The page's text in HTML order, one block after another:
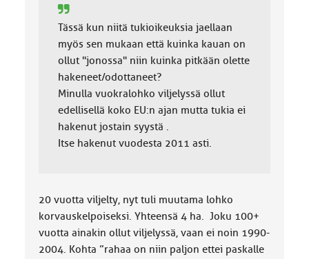
Tässä kun niitä tukioikeuksia jaellaan
myös sen mukaan että kuinka kauan on
ollut "jonossa" niin kuinka pitkään olette
hakeneet/odottaneet?
Minulla vuokralohko viljelyssä ollut
edellisellä koko EU:n ajan mutta tukia ei
hakenut jostain syystä .
Itse hakenut vuodesta 2011 asti.
20 vuotta viljelty, nyt tuli muutama lohko
korvauskelpoiseksi. Yhteensä 4 ha. Joku 100+
vuotta ainakin ollut viljelyssä, vaan ei noin 1990-
2004. Kohta ”rahaa on niin paljon ettei paskalle